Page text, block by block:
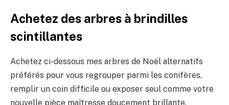
Achetez des arbres à brindilles
scintillantes
Achetez ci-dessous mes arbres de Noël alternatifs
préférés pour vous regrouper parmi les conifères,
remplir un coin difficile ou exposer seul comme votre
nouvelle pièce maîtresse doucement brillante.